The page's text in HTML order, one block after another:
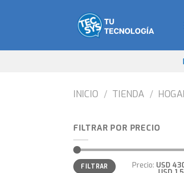
INICIO / TIENDA /
FILTRAR POR PRECIO
Precio
mínimo
Precio
máximo
FILTRAR Precio: USD